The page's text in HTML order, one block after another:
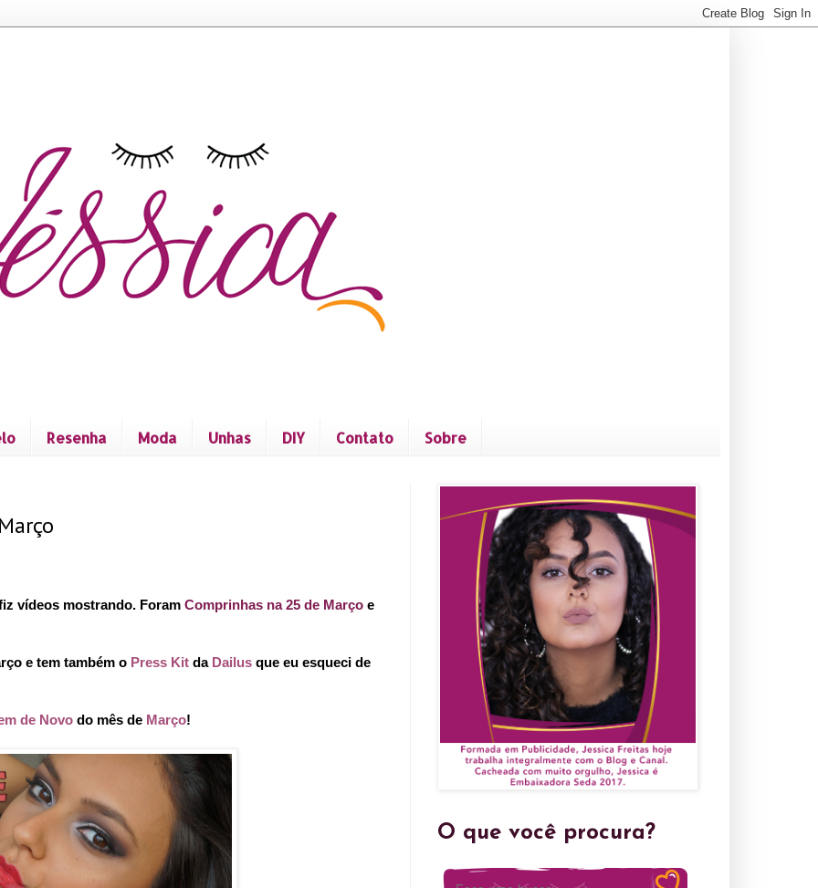
Resenha Moda Unhas DIY Contato Sobre
vídeos mostrando. Foram Comprinhas na 25 de Março e
e tem também o Press Kit daDailus que eu esqueci de
de Novo do mês de Março!
O que você procura?